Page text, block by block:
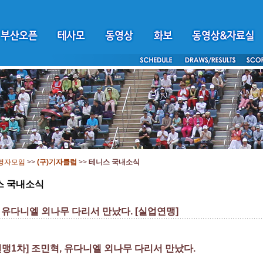
자모임 >> (구)기자클럽 >> 테니스 국내소식
국내소식
다니엘 외나무 다리서 만났다. [실업연맹]
맹1차] 조민혁, 유다니엘 외나무 다리서 만났다.